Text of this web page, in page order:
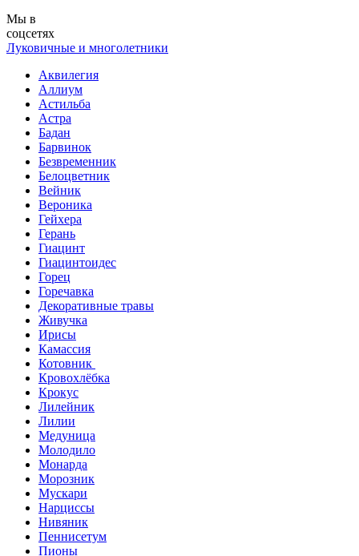
Мы в
соцсетях
Луковичные и многолетники
Аквилегия
Аллиум
Астильба
Астра
Бадан
Барвинок
Безвременник
Белоцветник
Вейник
Вероника
Гейхера
Герань
Гиацинт
Гиацинтоидес
Горец
Горечавка
Декоративные травы
Живучка
Ирисы
Камассия
Котовник
Кровохлёбка
Крокус
Лилейник
Лилии
Медуница
Молодило
Монарда
Морозник
Мускари
Нарциссы
Нивяник
Пеннисетум
Пионы